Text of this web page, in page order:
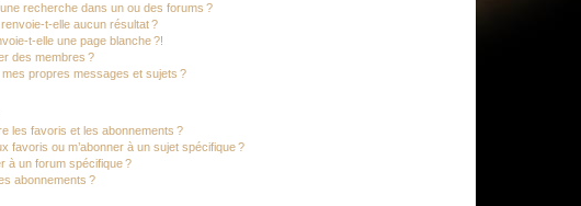
recherche dans un ou des forums ?
t-elle aucun résultat ?
t-elle une page blanche ?!
des membres ?
propres messages et sujets ?
les favoris et les abonnements ?
favoris ou m’abonner à un sujet spécifique ?
à un forum spécifique ?
abonnements ?